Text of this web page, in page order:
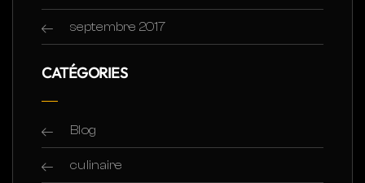
septembre 2017
CATÉGORIES
Blog
culinaire